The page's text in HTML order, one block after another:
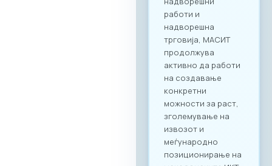
соработка.
Форумот е
конципиран да
поттикне не само
соработка во
рамки на
технолошкиот
сектор, туку и
меѓусекторско
поврзување. Покрај
ИКТ секторот, на
настанот се
очекува присуство